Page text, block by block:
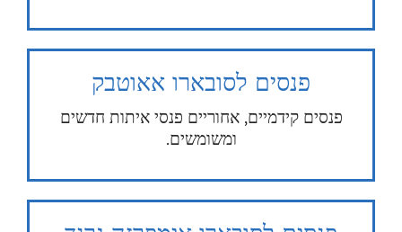
פנסים לסובארו אאוטבק
פנסים קידמיים, אחוריים פנסי איתות חדשים
ומשומשים.